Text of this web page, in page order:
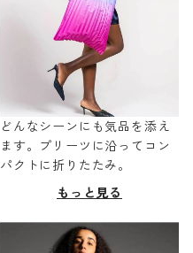
どんなシーンにも気品を添え
ます。プリーツに沿ってコン
パクトに折りたたみ。
もっと見る